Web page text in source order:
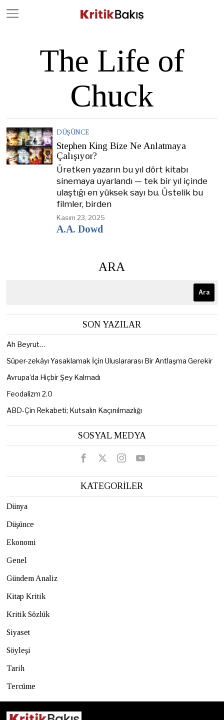
The Life of
Chuck
DÜŞÜNCE
Stephen King Bize Ne Anlatmaya
Çalışıyor?
Üretken yazarın bu yıl dört kitabı
sinemaya uyarlandı — tek bir yıl içinde
ulaştığı en yüksek sayı bu. Üstelik bu
filmler, birden
Kasım 23, 2025
A.A. Dowd
ARA
Ara
SON YAZILAR
Ah Beyrut…
Süper-zekâyı Yasaklamak İçin Uluslararası Bir Antlaşma Gerekir
Avrupa’da Hiçbir Şey Kalmadı
Feodalizm 2.0
ABD-Çin Rekabeti; Kutsalın Kaçınılmazlığı
SOSYAL MEDYA
KATEGORİLER
Dünya
Düşünce
Ekonomi
Genel
Gündem Analiz
Kitap Kritik
Kritik Sözlük
Siyaset
Söyleşi
Tarih
Tercüme